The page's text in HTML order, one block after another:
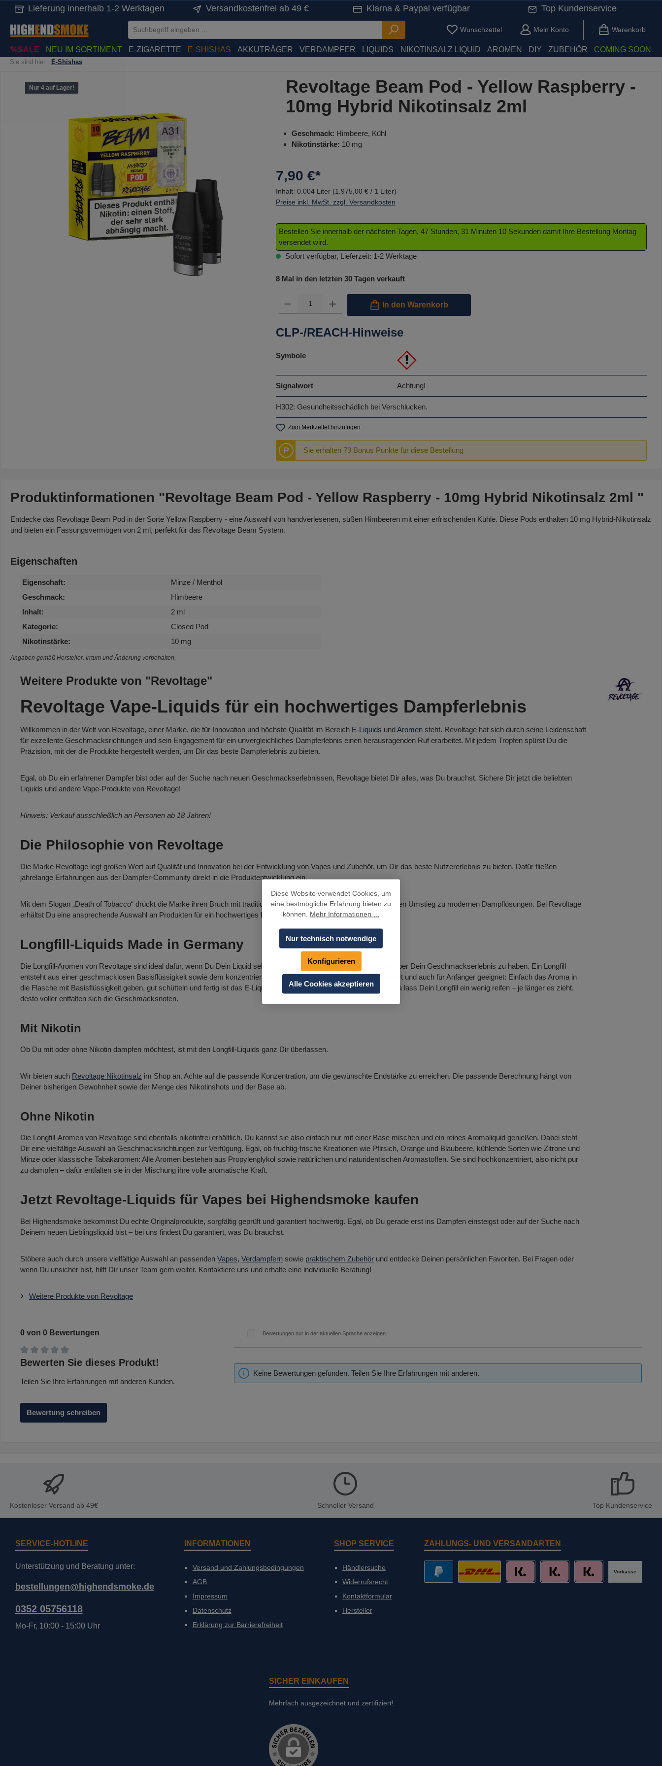
Zur Hauptnavigation springen
Lieferung innerhalb 1-2 Werktagen Versandkostenfrei ab 49 € Klarna & Paypal verfügbar Top Kundenservice
Wunschzettel Du hast 0 Produkte auf dem Merkzettel
Mein Konto Warenkorb
%SALE NEU IM SORTIMENT E-ZIGARETTE E-SHISHAS AKKUTRÄGER VERDAMPFER LIQUIDS NIKOTINSALZ LIQUID AROMEN DIY ZUBEHÖR COMING SOON
Sie sind hier: E-Shishas
Bildergalerie überspringen
Nur 4 auf Lager!
Revoltage Beam Pod - Yellow Raspberry -
10mg Hybrid Nikotinsalz 2ml
Geschmack: Himbeere, Kühl
Nikotinstärke: 10 mg
7,90 €*
Inhalt: 0.004 Liter (1.975,00 € / 1 Liter)
Preise inkl. MwSt. zzgl. Versandkosten
Bestellen Sie innerhalb der nächsten Tagen, 47 Stunden, 31 Minuten 9 Sekunden damit Ihre Bestellung Montag
versendet wird.
Sofort verfügbar, Lieferzeit: 1-2 Werktage
8 Mal in den letzten 30 Tagen verkauft
In den Warenkorb
CLP-/REACH-Hinweise
Symbole
Signalwort Achtung!
H302: Gesundheitsschädlich bei Verschlucken.
Zum Merkzettel hinzufügen
P Sie erhalten 79 Bonus Punkte für diese Bestellung
Produktinformationen "Revoltage Beam Pod - Yellow Raspberry - 10mg Hybrid Nikotinsalz 2ml "
Entdecke das Revoltage Beam Pod in der Sorte Yellow Raspberry - eine Auswahl von handverlesenen, süßen Himbeeren mit einer erfrischenden Kühle. Diese Pods enthalten 10 mg Hybrid-Nikotinsalz
und bieten ein Fassungsvermögen von 2 ml, perfekt für das Revoltage Beam System.
Eigenschaften
Eigenschaft:
Minze / Menthol
Geschmack:
Himbeere
Inhalt:
2 ml
Kategorie:
Closed Pod
Nikotinstärke:
10 mg
Angaben gemäß Hersteller. Irrtum und Änderung vorbehalten.
Weitere Produkte von "Revoltage"
Revoltage Vape-Liquids für ein hochwertiges Dampferlebnis
Willkommen in der Welt von Revoltage, einer Marke, die für Innovation und höchste Qualität im Bereich E-Liquids undAromen steht. Revoltage hat sich durch seine Leidenschaft
für exzellente Geschmacksrichtungen und sein Engagement für ein unvergleichliches Dampferlebnis einen herausragenden Ruf erarbeitet. Mit jedem Tropfen spürst Du die
Präzision, mit der die Produkte hergestellt werden, um Dir das beste Dampferlebnis zu bieten.
Egal, ob Du ein erfahrener Dampfer bist oder auf der Suche nach neuen Geschmackserlebnissen, Revoltage bietet Dir alles, was Du brauchst. Sichere Dir jetzt die beliebten
Liquids und andere Vape-Produkte von Revoltage!
Hinweis: Verkauf ausschließlich an Personen ab 18 Jahren!
Die Philosophie von Revoltage
Die Marke Revoltage legt großen Wert auf Qualität und Innovation bei der Entwicklung von Vapes und Zubehör, um Dir das beste Nutzererlebnis zu bieten. Dafür fließen
jahrelange Erfahrungen aus der Dampfer-Community direkt in die Produktentwicklung ein.
Mit dem Slogan „Death of Tobacco“ drückt die Marke ihren Bruch mit traditionellen Tabakprodukten aus und setzt auf den Umstieg zu modernen Dampflösungen. Bei Revoltage
erhältst Du eine ansprechende Auswahl an Produkten für ein hochwertiges Feeling.
Longfill-Liquids Made in Germany
Die Longfill-Aromen von Revoltage sind ideal dafür, wenn Du Dein Liquid selbst mischen willst, um die volle Kontrolle über Dein Geschmackserlebnis zu haben. Ein Longfill
entsteht aus einer geschmacklosen Basisflüssigkeit sowie dem konzentrierten Aroma. Die Anwendung ist unkompliziert und auch für Anfänger geeignet: Einfach das Aroma in
die Flasche mit Basisflüssigkeit geben, gut schütteln und fertig ist das E-Liquid. Kleiner Tipp: Für ein intensiveres Aroma lass Dein Longfill ein wenig reifen – je länger es zieht,
desto voller entfalten sich die Geschmacksnoten.
Mit Nikotin
Ob Du mit oder ohne Nikotin dampfen möchtest, ist mit den Longfill-Liquids ganz Dir überlassen.
Wir bieten auch Revoltage Nikotinsalz im Shop an. Achte auf die passende Konzentration, um die gewünschte Endstärke zu erreichen. Die passende Berechnung hängt von
Deiner bisherigen Gewohnheit sowie der Menge des Nikotinshots und der Base ab.
Ohne Nikotin
Die Longfill-Aromen von Revoltage sind ebenfalls nikotinfrei erhältlich. Du kannst sie also einfach nur mit einer Base mischen und ein reines Aromaliquid genießen. Dabei steht
Dir eine vielfältige Auswahl an Geschmacksrichtungen zur Verfügung. Egal, ob fruchtig-frische Kreationen wie Pfirsich, Orange und Blaubeere, kühlende Sorten wie Zitrone und
Minze oder klassische Tabakaromen: Alle Aromen bestehen aus Propylenglykol sowie natürlichen und naturidentischen Aromastoffen. Sie sind hochkonzentriert, also nicht pur
zu dampfen – dafür entfalten sie in der Mischung ihre volle aromatische Kraft.
Jetzt Revoltage-Liquids für Vapes bei Highendsmoke kaufen
Bei Highendsmoke bekommst Du echte Originalprodukte, sorgfältig geprüft und garantiert hochwertig. Egal, ob Du gerade erst ins Dampfen einsteigst oder auf der Suche nach
Deinem neuen Lieblingsliquid bist – bei uns findest Du garantiert, was Du brauchst.
Stöbere auch durch unsere vielfältige Auswahl an passenden Vapes, Verdampfern sowie praktischem Zubehör und entdecke Deinen persönlichen Favoriten. Bei Fragen oder
wenn Du unsicher bist, hilft Dir unser Team gern weiter. Kontaktiere uns und erhalte eine individuelle Beratung!
Weitere Produkte von Revoltage
0 von 0 Bewertungen
Durchschnittliche Bewertung von 0 von 5 Sternen
Bewerten Sie dieses Produkt!
Teilen Sie Ihre Erfahrungen mit anderen Kunden.
Bewertung schreiben
Bewertungen nur in der aktuellen Sprache anzeigen.
Keine Bewertungen gefunden. Teilen Sie Ihre Erfahrungen mit anderen.
Kostenloser Versand ab 49€ Schneller Versand Top Kundenservice
SERVICE-HOTLINE
Unterstützung und Beratung unter:
bestellungen@highendsmoke.de
0352 05756118
Mo-Fr, 10:00 - 15:00 Uhr
INFORMATIONEN
Versand und Zahlungsbedingungen
AGB
Impressum
Datenschutz
Erklärung zur Barrierefreiheit
SHOP SERVICE
Händlersuche
Widerrufsrecht
Kontaktformular
Hersteller
ZAHLUNGS- UND VERSANDARTEN
Vorkasse
SICHER EINKAUFEN
Mehrfach ausgezeichnet und zertifiziert!
Diese Website verwendet Cookies, um
eine bestmögliche Erfahrung bieten zu
können. Mehr Informationen ...
Nur technisch notwendige
Konfigurieren
Alle Cookies akzeptieren